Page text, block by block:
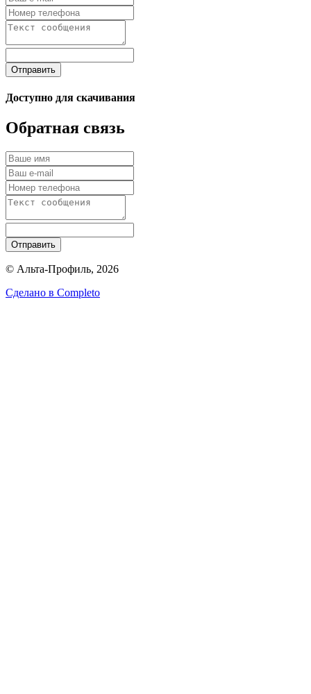
Отправить
Доступно для скачивания
Обратная связь
Отправить
© Альта-Профиль, 2026
Сделано в Completo